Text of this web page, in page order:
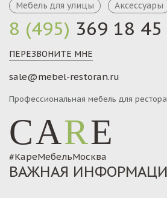
8 (495) 369 18 45
ПЕРЕЗВОНИТЕ МНЕ
sale@mebel-restoran.ru
Профессиональная мебель для
CARE
#КареМебельМосква
Мебель для улицы
Аксессуары
ВАЖНАЯ